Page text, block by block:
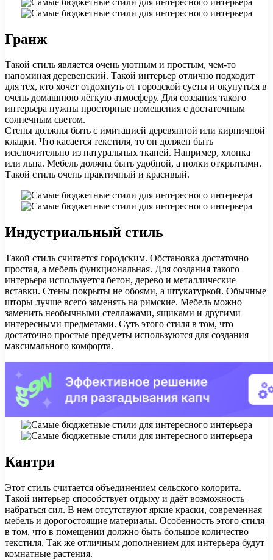
Гранж
Такой стиль является очень уютным и простым, чем-то
напоминая деревенский. Такой интерьер отлично подходит
для тех, кто хочет отдохнуть от городской суеты и окунуться в
очень домашнюю лёгкую атмосферу. Для создания такого
интерьера нужны просторные помещения с достаточным
солнечным светом.
Стены должны быть с имитацией деревянной или кирпичной
кладки. Что касается текстиля, то он должен быть
исключительно из натуральных тканей. Например, хлопка
или льна. Мебель должна быть удобной, а полки открытыми.
Такой стиль очень практичный и красивый.
Индустриальный стиль
Такой стиль считается городским. Обстановка достаточно
простая, а мебель функциональная. Для создания такого
интерьера используется бетон, дерево и металлические
вставки. Стены покрыты не обоями, а штукатуркой. Обычные
шторы лучше всего заменять на римские. Мебель можно
заменить необычными стеллажами, ящиками и другими
интересными предметами. Суть этого стиля в том, что
достаточно простые предметы используются для создания
максимального комфорта.
Кантри
Этот стиль считается объединением сельского колорита.
Такой интерьер способствует отдыху и даёт возможность
набраться сил. В нем отсутствуют яркие краски, современная
мебель и дорогостоящие материалы. Особенность этого стиля
в том, что в помещении должно быть большое количество
текстиля. Так же отличным дополнением для интерьера будут
комнатные растения.